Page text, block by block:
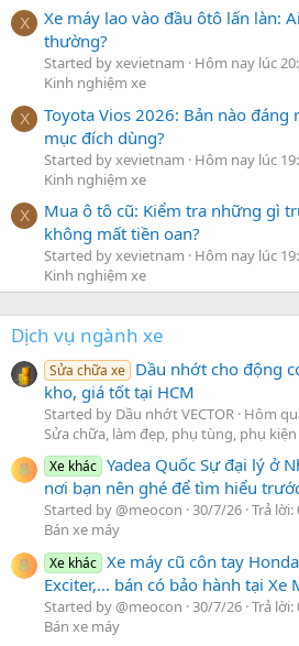
X
Xe máy lao vào đầu ôtô lấn làn:
thường?
Started by xevietnam Hôm nay lúc
Kinh nghiệm xe
X
Toyota Vios 2026: Bản nào
mục đích dùng?
Started by xevietnam Hôm nay lúc
Kinh nghiệm xe
X
Mua ô tô cũ: Kiểm tra những gì
không mất tiền oan?
Started by xevietnam Hôm nay lúc
Kinh nghiệm xe
Dịch vụ ngành xe
Sửa chữa xe Dầu nhớt cho động
kho, giá tốt tại HCM
Started by Dầu nhớt VECTOR Hôm
Sửa chữa, làm đẹp, phụ tùng, phụ kiện
Xe khác Yadea Quốc Sự đại lý ở
nơi bạn nên ghé để tìm hiểu
Started by @meocon 30/7/26 Trả lời:
Bán xe máy
Xe khác Xe máy cũ côn tay
Exciter,... bán có bảo hành tại Xe
Started by @meocon 30/7/26 Trả lời:
Bán xe máy